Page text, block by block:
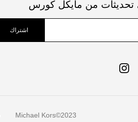
من مايكل كورس
اشتراك
Michael Kors